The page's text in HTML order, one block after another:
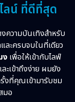
(2)
(2)
ลน์ ที่ดีที่สุด
วามบันเทิงสำหรับ
ละครบจบในที่เดียว
ง เพื่อให้เข้ากับไลฟ์
ะเข้าถึงง่าย ผมยัง
งที่คุณเข้ามารับชม
มอ